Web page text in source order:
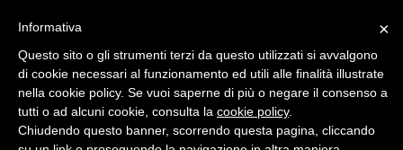
RADIO / AUDIO
TV
×
Informativa
Questo sito o gli strumenti terzi da questo utilizzati si avvalgono
di cookie necessari al funzionamento ed utili alle finalità illustrate
nella cookie policy. Se vuoi saperne di più o negare il consenso a
tutti o ad alcuni cookie, consulta la cookie policy.
Chiudendo questo banner, scorrendo questa pagina, cliccando